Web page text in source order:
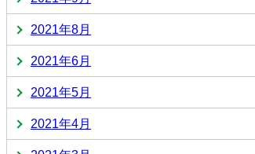
2021年8月
2021年6月
2021年5月
2021年4月